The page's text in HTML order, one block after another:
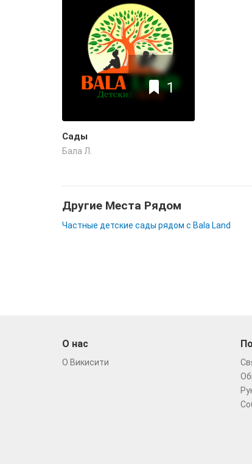
1
Сады
Бала Л.
Другие Места Рядом
Частные детские сады рядом с Bala Land
О нас
О Викисити